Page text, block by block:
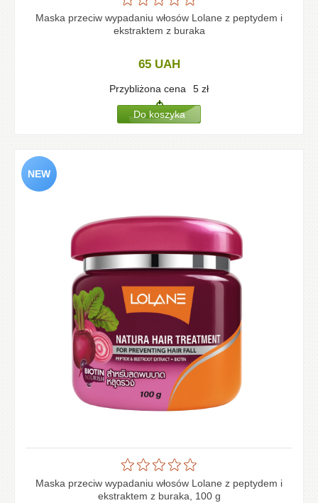
Maska przeciw wypadaniu włosów Lolane z peptydem i
ekstraktem z buraka
65 UAH
Przybliżona cena 5 zł
Maska przeciw wypadaniu włosów Lolane z peptydem i
ekstraktem z buraka, 100 g